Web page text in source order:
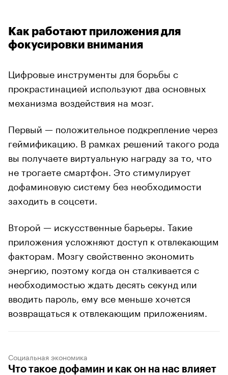
Как работают приложения для
фокусировки внимания
Цифровые инструменты для борьбы с
прокрастинацией используют два основных
механизма воздействия на мозг.
Первый — положительное подкрепление через
геймификацию. В рамках решений такого рода
вы получаете виртуальную награду за то, что
не трогаете смартфон. Это стимулирует
дофаминовую систему без необходимости
заходить в соцсети.
Второй — искусственные барьеры. Такие
приложения усложняют доступ к отвлекающим
факторам. Мозгу свойственно экономить
энергию, поэтому когда он сталкивается с
необходимостью ждать десять секунд или
вводить пароль, ему все меньше хочется
возвращаться к отвлекающим приложениям.
Социальная экономика
Что такое дофамин и как он на нас влияет